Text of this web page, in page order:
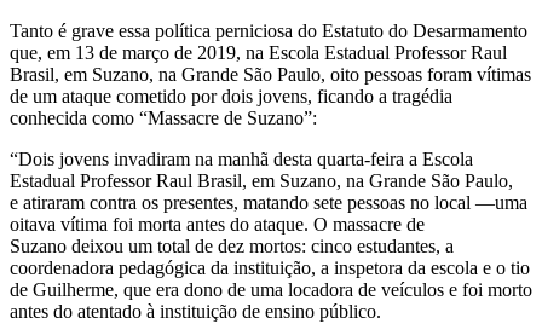
Tanto é grave essa política perniciosa do Estatuto do Desarmamento
que, em 13 de março de 2019, na Escola Estadual Professor Raul
Brasil, em Suzano, na Grande São Paulo, oito pessoas foram vítimas
de um ataque cometido por dois jovens, ficando a tragédia
conhecida como “Massacre de Suzano”:
“Dois jovens invadiram na manhã desta quarta-feira a Escola
Estadual Professor Raul Brasil, em Suzano, na Grande São Paulo,
e atiraram contra os presentes, matando sete pessoas no local —uma
oitava vítima foi morta antes do ataque. O massacre de
Suzano deixou um total de dez mortos: cinco estudantes, a
coordenadora pedagógica da instituição, a inspetora da escola e o tio
de Guilherme, que era dono de uma locadora de veículos e foi morto
antes do atentado à instituição de ensino público.